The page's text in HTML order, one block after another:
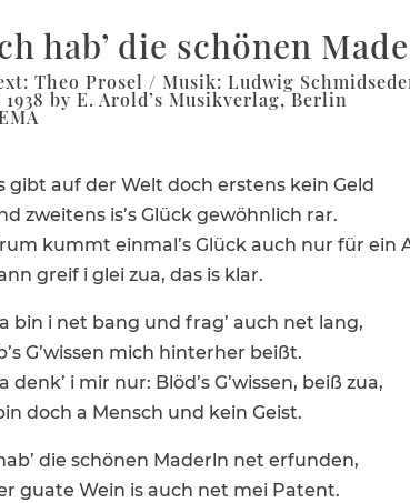
hab’ die schönen
Theo Prosel / Musik: Ludwig
by E. Arold’s Musikverlag, Berlin
gibt auf der Welt doch erstens kein Geld
zweitens is’s Glück gewöhn­lich rar.
kummt einmal’s Glück auch nur für ein
greif i glei zua, das is klar.
bin i net bang und frag’ auch net lang,
G’wissen mich hinterher beißt.
denk’ i mir nur: Blöd’s G’wissen, beiß zua,
doch a Mensch und kein Geist.
hab’ die schönen Maderln net erfunden,
guate Wein is auch net mei Patent.